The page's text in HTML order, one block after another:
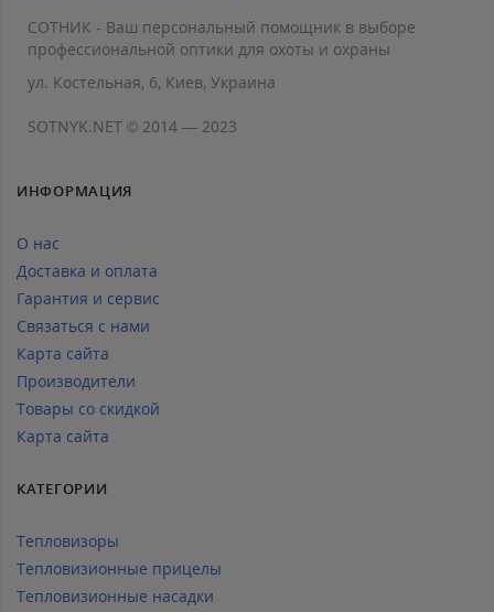
СОТНИК - Ваш персональный помощник в выборе
профессиональной оптики для охоты и охраны
ул. Костельная, 6, Киев, Украина
SOTNYK.NET © 2014 — 2023
ИНФОРМАЦИЯ
О нас
Доставка и оплата
Гарантия и сервис
Связаться с нами
Карта сайта
Производители
Товары со скидкой
Карта сайта
КАТЕГОРИИ
Тепловизоры
Тепловизионные прицелы
Тепловизионные насадки